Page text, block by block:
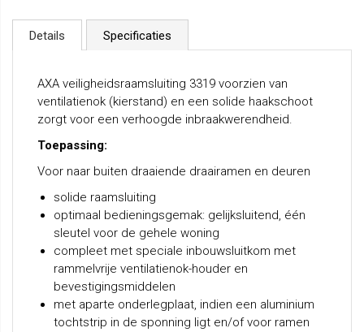
Details Specificaties
AXA veiligheidsraamsluiting 3319 voorzien van
ventilatienok (kierstand) en een solide haakschoot
zorgt voor een verhoogde inbraakwerendheid.
Toepassing:
Voor naar buiten draaiende draairamen en deuren
solide raamsluiting
optimaal bedieningsgemak: gelijksluitend, één
sleutel voor de gehele woning
compleet met speciale inbouwsluitkom met
rammelvrije ventilatienok-houder en
bevestigingsmiddelen
met aparte onderlegplaat, indien een aluminium
tochtstrip in de sponning ligt en/of voor ramen